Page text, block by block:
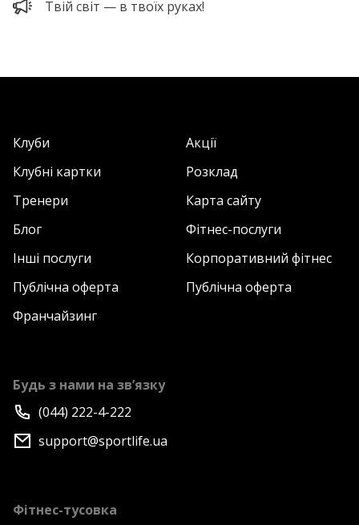
Твій світ — в твоїх руках!
Клуби
Акції
Клубні картки
Розклад
Тренери
Карта сайту
Блог
Фітнес-послуги
Інші послуги
Корпоративний фітнес
Публічна оферта
Публічна оферта
Франчайзинг
Будь з нами на зв’язку
(044) 222-4-222
support@sportlife.ua
Фітнес-тусовка